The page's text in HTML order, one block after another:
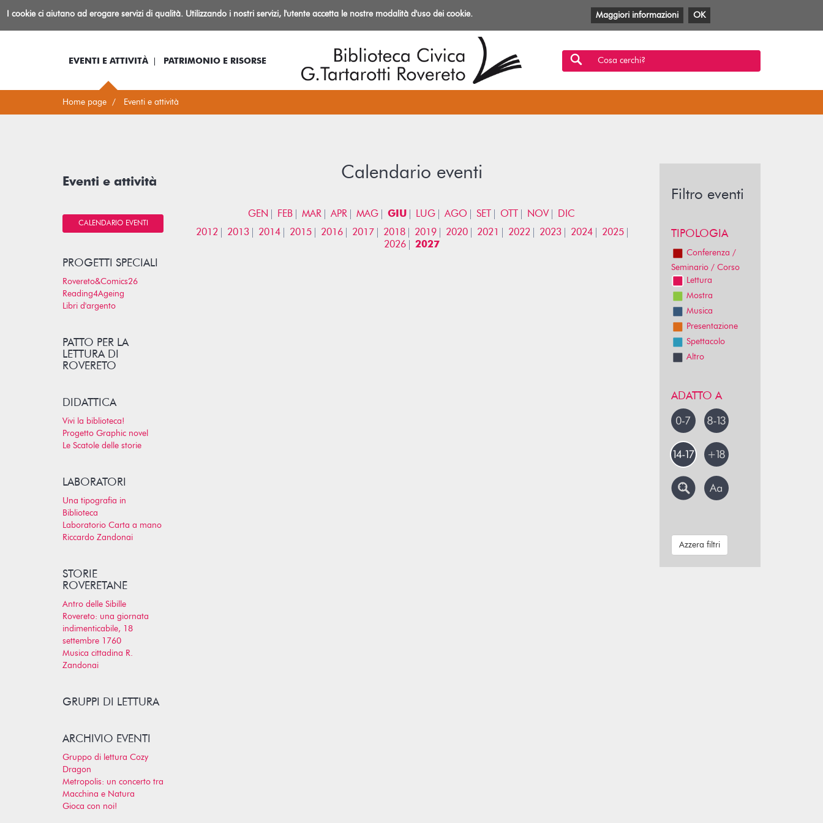
BibliotecaIo sono... Log-in Informazioni
Facebook
TwitterYouTube
Anobii
SBTMlol
EVENTI E ATTIVITÀ PATRIMONIO E RISORSE Cosa cerchi?
Home page Eventi e attività
Calendario eventi
GEN FEB MAR APR MAG GIU LUG AGO SET OTT NOV
DIC
2012
2013 2014 2015 2016 2017 2018 2019 2020 2021 2022 2023 2024
2025
2026
2027
Eventi e attività
CALENDARIO EVENTI
PROGETTI SPECIALI
Rovereto&Comics26
Reading4Ageing
Libri d'argento
PATTO PER LA
LETTURA DI
ROVERETO
DIDATTICA
Vivi la biblioteca!
Progetto Graphic novel
Le Scatole delle storie
LABORATORI
Una tipografia in
Biblioteca
Laboratorio Carta a mano
Riccardo Zandonai
STORIE
ROVERETANE
Antro delle Sibille
Rovereto: una giornata
indimenticabile, 18
settembre 1760
Musica cittadina R.
Zandonai
GRUPPI DI LETTURA
ARCHIVIO EVENTI
Gruppo di lettura Cozy
Dragon
Metropolis: un concerto tra
Macchina e Natura
Gioca con noi!
Filtro eventi
TIPOLOGIA
Conferenza /
Seminario / Corso
Lettura
Mostra
Musica
Presentazione
Spettacolo
Altro
ADATTO A
Azzera filtri
I cookie ci aiutano ad erogare servizi di qualità. Utilizzando i nostri servizi, l'utente accetta le nostre modalità d'uso dei cookie. Maggiori informazioni OK